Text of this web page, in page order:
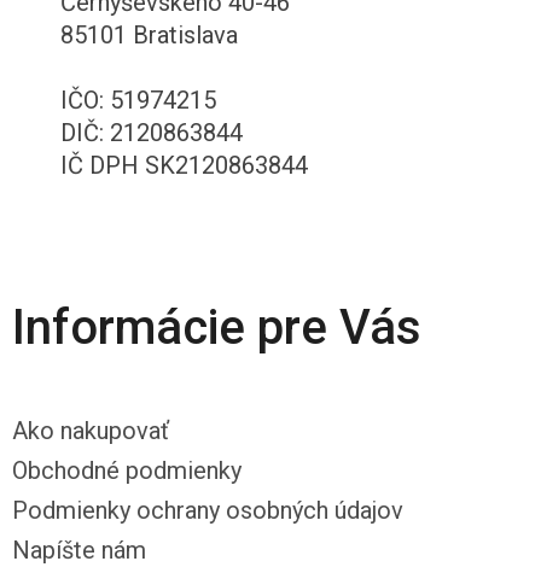
85101 Bratislava
IČO: 51974215
DIČ: 2120863844
IČ DPH SK2120863844
Informácie pre Vás
Ako nakupovať
Obchodné podmienky
Podmienky ochrany osobných údajov
Napíšte nám